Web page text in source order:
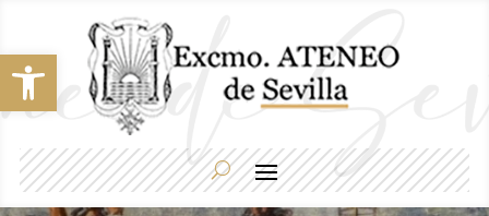
Abrir barra de herramientas